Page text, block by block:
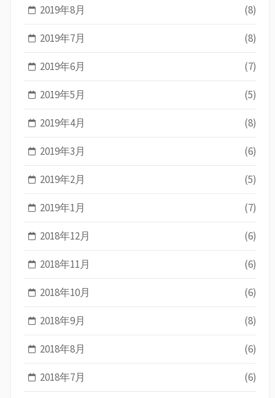
2019年8月 (8)
2019年7月 (8)
2019年6月 (7)
2019年5月 (5)
2019年4月 (8)
2019年3月 (6)
2019年2月 (5)
2019年1月 (7)
2018年12月 (6)
2018年11月 (6)
2018年10月 (6)
2018年9月 (8)
2018年8月 (6)
2018年7月 (6)